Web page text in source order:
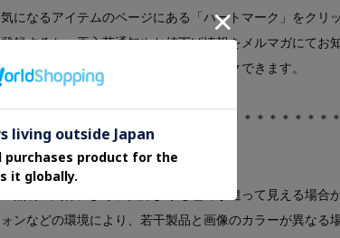
気になるアイテムのページにある「ハートマーク」をクリ
登録すると、再入荷通知やお値下げ情報をメルマガにてお
マイページにてお気に入り一覧もチェックできます。
＊＊＊＊＊＊＊＊＊＊＊＊＊＊＊＊＊＊＊＊＊＊＊＊＊＊
※照明の関係により、実際よりも色味が違って見える場合
ォンなどの環境により、若干製品と画像のカラーが異なる